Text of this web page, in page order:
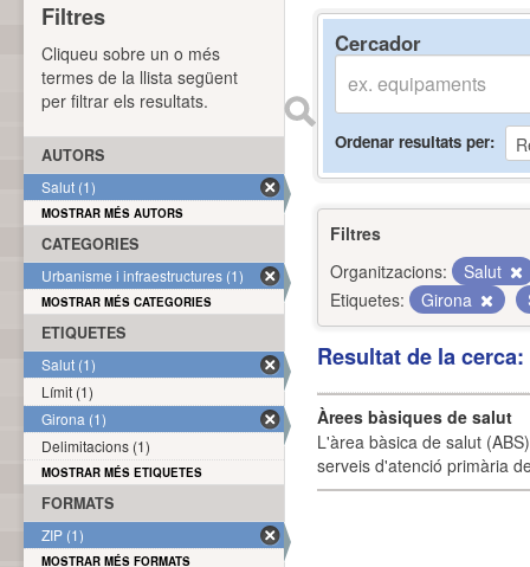
Cercador
Ordenar resultats per
Filtres
Organitzacions:
Salut
Etiquetes:
Girona
Resultat de la
Àrees bàsiques de salut
L'àrea bàsica de salut
serveis d'atenció primària
Filtres
Cliqueu sobre un o més
termes de la llista següent
per filtrar els resultats.
AUTORS
Salut (1)
MOSTRAR MÉS AUTORS
CATEGORIES
Urbanisme i infraestructures (1)
MOSTRAR MÉS CATEGORIES
ETIQUETES
Salut (1)
Límit (1)
Girona (1)
Delimitacions (1)
MOSTRAR MÉS ETIQUETES
FORMATS
ZIP (1)
MOSTRAR MÉS FORMATS